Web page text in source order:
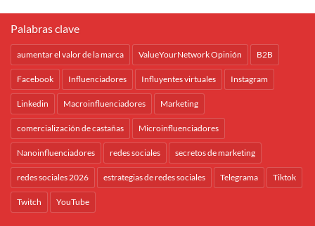
Palabras clave
aumentar el valor de la marca ValueYourNetwork Opinión B2B
Facebook Influenciadores Influyentes virtuales Instagram
Linkedin Macroinfluenciadores Marketing
comercialización de castañas Microinfluenciadores
Nanoinfluenciadores redes sociales secretos de marketing
redes sociales 2026 estrategias de redes sociales Telegrama Tiktok
Twitch YouTube